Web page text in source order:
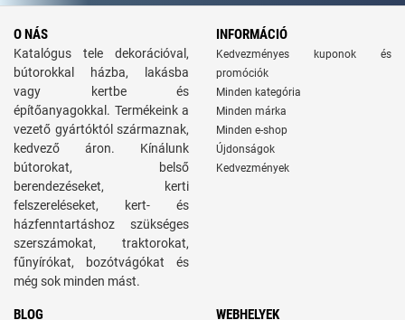
O NÁS
Katalógus tele dekorációval,
bútorokkal házba, lakásba
vagy kertbe és
építőanyagokkal. Termékeink a
vezető gyártóktól származnak,
kedvező áron. Kínálunk
bútorokat, belső
berendezéseket, kerti
felszereléseket, kert- és
házfenntartáshoz szükséges
szerszámokat, traktorokat,
fűnyírókat, bozótvágókat és
még sok minden mást.
INFORMÁCIÓ
Kedvezményes kuponok és
promóciók
Minden kategória
Minden márka
Minden e-shop
Újdonságok
Kedvezmények
BLOG WEBHELYEK